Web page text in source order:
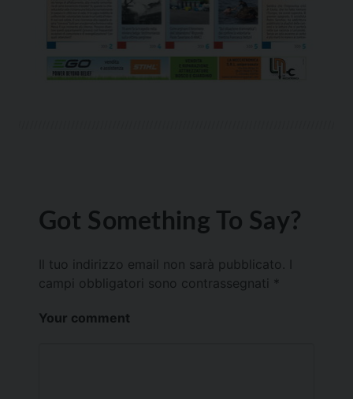
Got Something To Say?
Il tuo indirizzo email non sarà pubblicato.
campi obbligatori sono contrassegnati *
Your comment